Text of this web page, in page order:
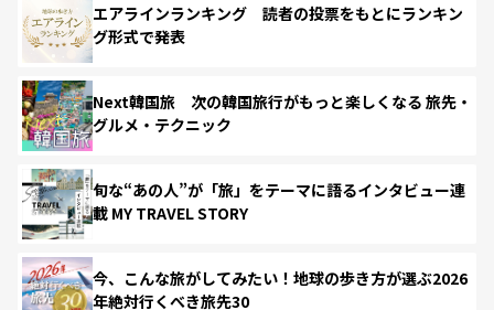
エアラインランキング 読者の投票をもとにランキン
グ形式で発表
Next韓国旅 次の韓国旅行がもっと楽しくなる 旅先・
グルメ・テクニック
旬な“あの人”が「旅」をテーマに語るインタビュー連
載 MY TRAVEL STORY
今、こんな旅がしてみたい！地球の歩き方が選ぶ2026
年絶対行くべき旅先30